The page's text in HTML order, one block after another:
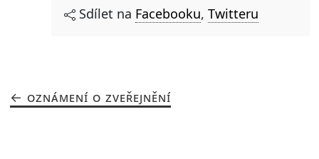
Sdílet na Facebooku, Twitteru
OZNÁMENÍ O ZVEŘEJNĚNÍ